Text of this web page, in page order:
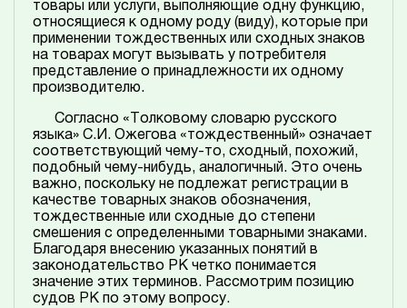
товары или услуги, выполняющие одну функцию,
относящиеся к одному роду (виду), которые при
применении тождественных или сходных знаков
на товарах могут вызывать у потребителя
представление о принадлежности их одному
производителю.
Согласно «Толковому словарю русского
языка» С.И. Ожегова «тождественный» означает
соответствующий чему-то, сходный, похожий,
подобный чему-нибудь, аналогичный. Это очень
важно, поскольку не подлежат регистрации в
качестве товарных знаков обозначения,
тождественные или сходные до степени
смешения с определенными товарными знаками.
Благодаря внесению указанных понятий в
законодательство РК четко понимается
значение этих терминов. Рассмотрим позицию
судов РК по этому вопросу.